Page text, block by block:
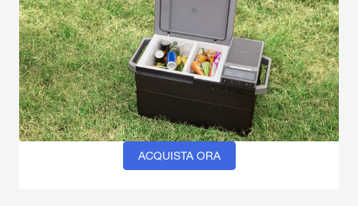
ACQUISTA ORA